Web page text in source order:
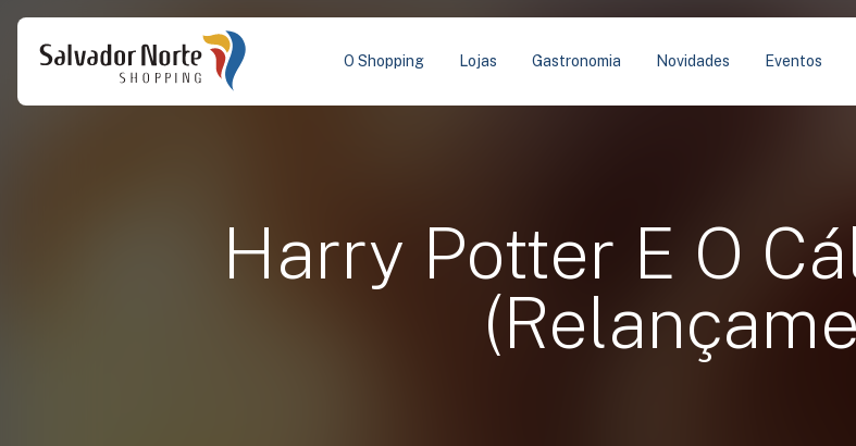
O Shopping Lojas Gastronomia Novidades Eventos
Harry Potter E O